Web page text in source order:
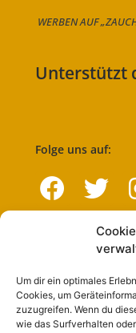
Um dir ein optimales
Cookies, um
zuzugreifen. Wenn du
wie das Surfverhalten
WERBEN AUF
Unterstützt
Folge uns auf:
Navigation
Start